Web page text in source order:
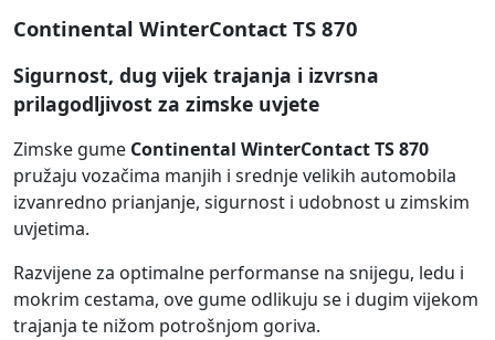
Continental WinterContact TS 870
Sigurnost, dug vijek trajanja i izvrsna
prilagodljivost za zimske uvjete
Zimske gume Continental WinterContact TS 870
pružaju vozačima manjih i srednje velikih automobila
izvanredno prianjanje, sigurnost i udobnost u zimskim
uvjetima.
Razvijene za optimalne performanse na snijegu, ledu i
mokrim cestama, ove gume odlikuju se i dugim vijekom
trajanja te nižom potrošnjom goriva.